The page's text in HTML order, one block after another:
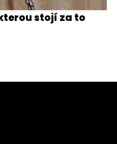
stojí za to